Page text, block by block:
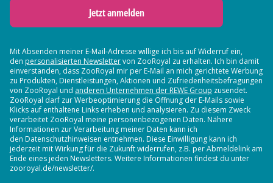
Jetzt anmelden
Mit Absenden meiner E-Mail-Adresse willige ich bis auf Widerruf ein,
den personalisierten Newslettervon ZooRoyal zu erhalten. Ich bin damit
einverstanden, dass ZooRoyal mir per E-Mail an mich gerichtete Werbung
zu Produkten, Dienstleistungen, Aktionen und Zufriedenheitsbefragungen
von ZooRoyal und anderen Unternehmen der REWE Group zusendet.
ZooRoyal darf zur Werbeoptimierung die Öffnung der E-Mails sowie
Klicks auf enthaltene Links erheben und analysieren. Zu diesem Zweck
verarbeitet ZooRoyal meine personenbezogenen Daten. Nähere
Informationen zur Verarbeitung meiner Daten kann ich
den Datenschutzhinweisen entnehmen. Diese Einwilligung kann ich
jederzeit mit Wirkung für die Zukunft widerrufen, z.B. per Abmeldelink am
Ende eines jeden Newsletters. Weitere Informationen findest du unter
zooroyal.de/newsletter/.